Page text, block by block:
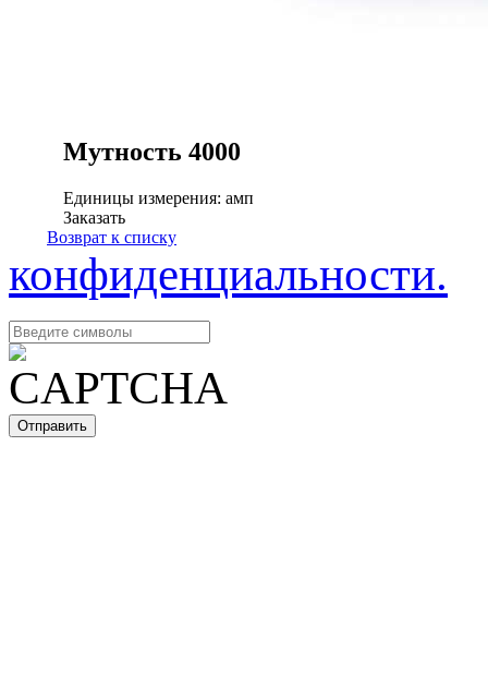
Мутность 4000
Единицы измерения: амп
Заказать
Возврат к списку
конфиденциальности.